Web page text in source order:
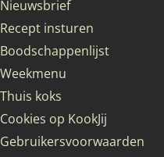
Nieuwsbrief
Recept insturen
Boodschappenlijst
Weekmenu
Thuis koks
Cookies op KookJij
Gebruikersvoorwaarden